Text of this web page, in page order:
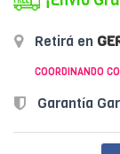
Retirá en
COORDINANDO
Garantía